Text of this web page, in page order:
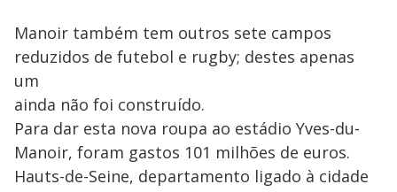
Manoir também tem outros sete campos
reduzidos de futebol e rugby; destes apenas
um
ainda não foi construído.
Para dar esta nova roupa ao estádio Yves-du-
Manoir, foram gastos 101 milhões de euros.
Hauts-de-Seine, departamento ligado à cidade